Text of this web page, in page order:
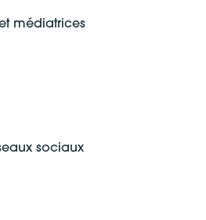
médiatrices
sociaux